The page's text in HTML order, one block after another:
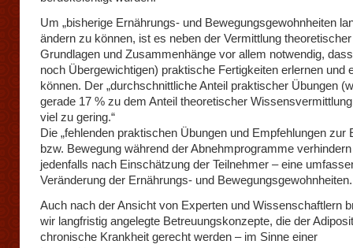
Um „bisherige Ernährungs- und Bewegungsgewohnheiten
ändern zu können, ist es neben der Vermittlung theoretischer
Grundlagen und Zusammenhänge vor allem notwendig,
noch Übergewichtigen) praktische Fertigkeiten erlernen und
können. Der „durchschnittliche Anteil praktischer Übungen
gerade 17 % zu dem Anteil theoretischer
viel zu gering.“
Die „fehlenden praktischen Übungen und Empfehlungen zur
bzw. Bewegung während der Abnehmprogramme
jedenfalls nach Einschätzung der Teilnehmer – eine
Veränderung der Ernährungs- und Bewegungsgewohnheiten.
Auch nach der Ansicht von Experten und Wissenschaftlern
wir langfristig angelegte Betreuungskonzepte, die der
chronische Krankheit gerecht werden – im Sinne einer